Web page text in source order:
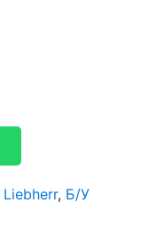
Liebherr, Б/У